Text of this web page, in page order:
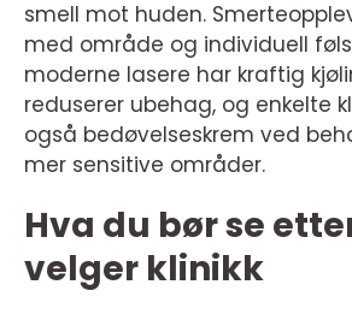
smell mot huden.
med område og individuell
moderne lasere har kraftig
reduserer ubehag, og enkelte
også bedøvelseskrem ved
mer sensitive områder.
Hva du bør se
velger klinikk